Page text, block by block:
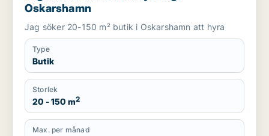
Oskarshamn
Jag söker 20-150 m² butik i Oskarshamn att hyra
Type
Butik
Storlek
20 - 150 m2
Max. per månad